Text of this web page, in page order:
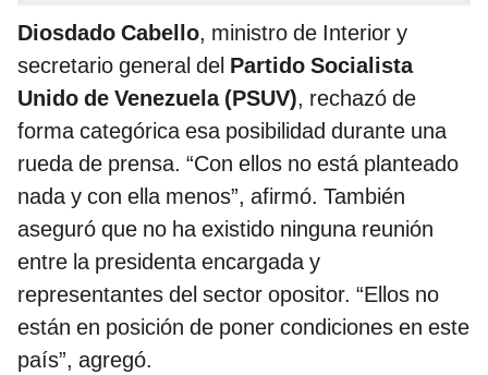
Diosdado Cabello, ministro de Interior y
secretario general del Partido Socialista
Unido de Venezuela (PSUV), rechazó de
forma categórica esa posibilidad durante una
rueda de prensa. “Con ellos no está planteado
nada y con ella menos”, afirmó. También
aseguró que no ha existido ninguna reunión
entre la presidenta encargada y
representantes del sector opositor. “Ellos no
están en posición de poner condiciones en este
país”, agregó.